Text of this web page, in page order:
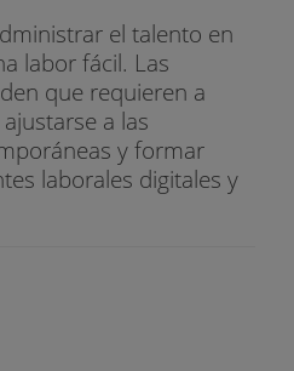
el talento en
labor fácil. Las
que requieren a
a las
y formar
laborales digitales y